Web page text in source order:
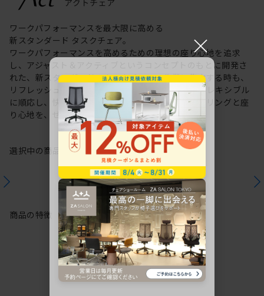
ワークパフォーマンスを最大限に高める
新スタンダード タスクチェア。
ワークパフォーマンスを高めるための理想の座り心地を追求
し、アジャスト＆アクティブというコンセプトのもとに開発さ
れた、新スタンダードのタスクチェア。作業に集中する時も、
リフレッシュする時も、座る姿勢や身体の動きにフレキシブル
に順応し、快適にサポートします。新感覚のスタイリングと座
り心地を、ぜひご体感ください。
選択中の商品情報保証 注意事項
商品の特徴
×